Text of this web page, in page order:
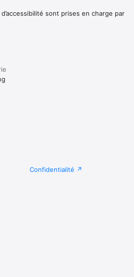
sont prises en charge par
Confidentialité